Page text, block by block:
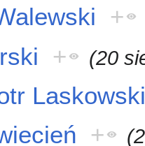
+
+ (20
+